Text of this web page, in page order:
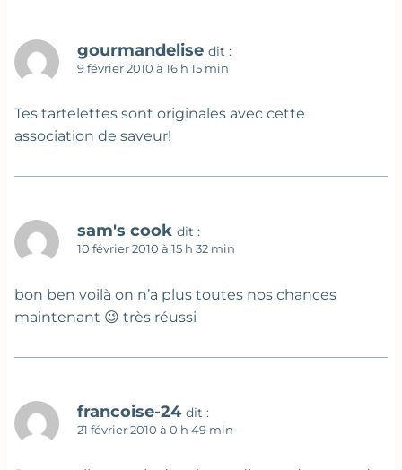
gourmandelise dit :
9 février 2010 à 16 h 15 min
Tes tartelettes sont originales avec cette
association de saveur!
sam's cook dit :
10 février 2010 à 15 h 32 min
bon ben voilà on n’a plus toutes nos chances
maintenant 😉 très réussi
francoise-24 dit :
21 février 2010 à 0 h 49 min